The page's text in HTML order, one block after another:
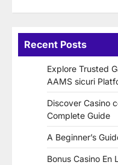
Recent Posts
Explore Trusted
AAMS sicuri
Discover Casino
Complete Guide
A Beginner’s
Bonus Casino En